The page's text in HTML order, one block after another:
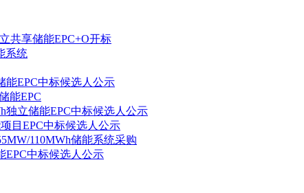
共享储能EPC+O开标
系统
能EPC中标候选人公示
能EPC
独立储能EPC中标候选人公示
目EPC中标候选人公示
110MWh储能系统采购
EPC中标候选人公示